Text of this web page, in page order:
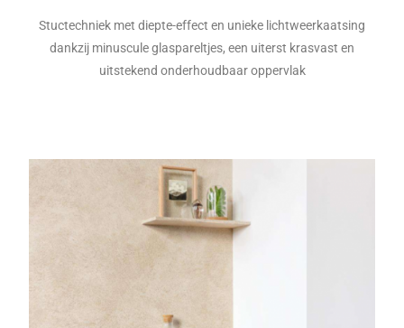
Stuctechniek met diepte-effect en unieke lichtweerkaatsing
dankzij minuscule glaspareltjes, een uiterst krasvast en
uitstekend onderhoudbaar oppervlak